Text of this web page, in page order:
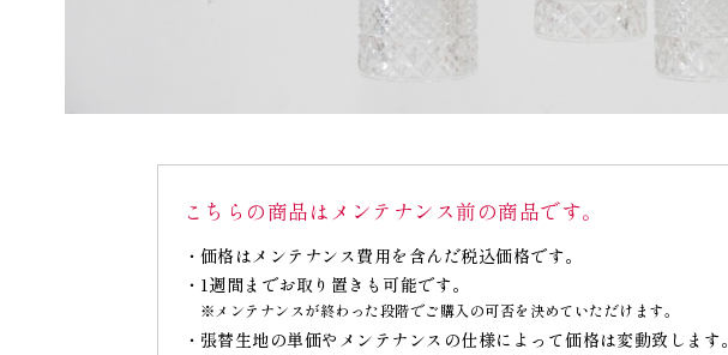
こちらの商品はメンテナンス前の商品です。
価格はメンテナンス費用を含んだ税込価格です。
1週間までお取り置きも可能です。
※メンテナンスが終わった段階でご購入の可否を決めていただけます。
張替生地の単価やメンテナンスの仕様によって価格は変動致します。